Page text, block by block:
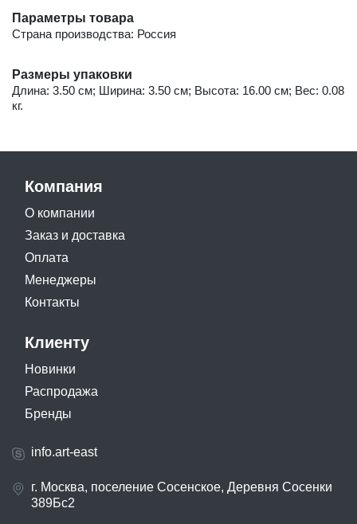
Параметры товара
Страна производства: Россия
Размеры упаковки
Длина: 3.50 см; Ширина: 3.50 см; Высота: 16.00 см; Вес: 0.08
кг.
Компания
О компании
Заказ и доставка
Оплата
Менеджеры
Контакты
Клиенту
Новинки
Распродажа
Бренды
info.art-east
г. Москва, поселение Сосенское, Деревня Сосенки
389Бс2